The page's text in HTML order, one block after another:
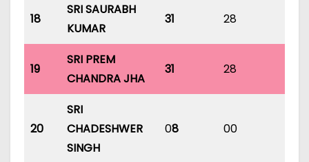
18
SRI SAURABH
KUMAR
31 28
19
SRI PREM
CHANDRA JHA
31 28
20
SRI
CHADESHWER
SINGH
08 00